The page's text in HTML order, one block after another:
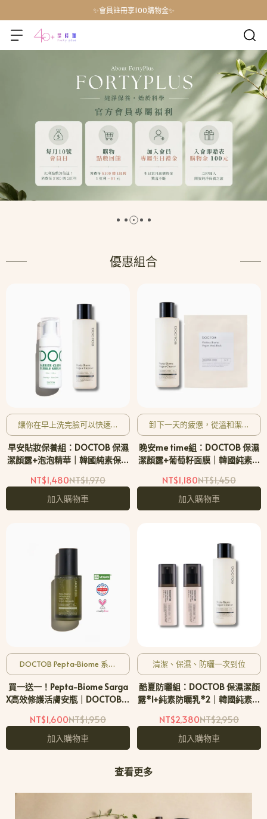
✨會員註冊享100購物金✨
優惠組合
讓你在早上洗完臉可以快速補
水修護
早安貼妝保養組：DOCTOB 保濕
潔顏露+泡泡精華｜韓國純素保養
NT$1,480NT$1,970
加入購物車
卸下一天的疲憊，從溫和潔淨
開始
晚安me time組：DOCTOB 保濕
潔顏露+葡萄籽面膜｜韓國純素保
NT$1,180NT$1,450
加入購物車
DOCTOB Pepta-Biome 系列
熱銷No. 1
買一送一！Pepta-Biome Sarga
X高效修護活膚安瓶｜DOCTOB韓
NT$1,600NT$1,950
加入購物車
清潔、保濕、防曬一次到位
酷夏防曬組：DOCTOB 保濕潔顏
露*1+純素防曬乳*2｜韓國純素保
NT$2,380NT$2,950
加入購物車
查看更多